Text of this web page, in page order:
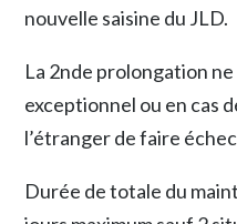
nouvelle saisine du JLD.
La 2nde prolongation
exceptionnel ou en cas
l’étranger de faire
Durée de totale du